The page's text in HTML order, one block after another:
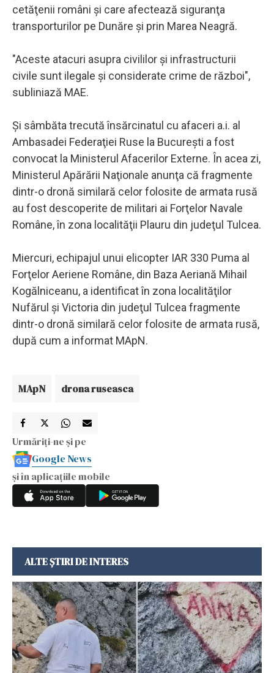
cetăţenii români şi care afectează siguranţa
transporturilor pe Dunăre şi prin Marea Neagră.
"Aceste atacuri asupra civililor şi infrastructurii
civile sunt ilegale şi considerate crime de război",
subliniază MAE.
Şi sâmbăta trecută însărcinatul cu afaceri a.i. al
Ambasadei Federaţiei Ruse la Bucureşti a fost
convocat la Ministerul Afacerilor Externe. În acea zi,
Ministerul Apărării Naţionale anunţa că fragmente
dintr-o dronă similară celor folosite de armata rusă
au fost descoperite de militari ai Forţelor Navale
Române, în zona localităţii Plauru din judeţul Tulcea.
Miercuri, echipajul unui elicopter IAR 330 Puma al
Forţelor Aeriene Române, din Baza Aeriană Mihail
Kogălniceanu, a identificat în zona localităţilor
Nufărul şi Victoria din judeţul Tulcea fragmente
dintr-o dronă similară celor folosite de armata rusă,
după cum a informat MApN.
MApN drona ruseasca
Urmăriți-ne și pe
Google News
și în aplicațiile mobile
ALTE ȘTIRI DE INTERES